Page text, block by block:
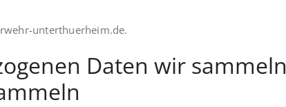
unterthuerheim.de.
Daten wir sammeln